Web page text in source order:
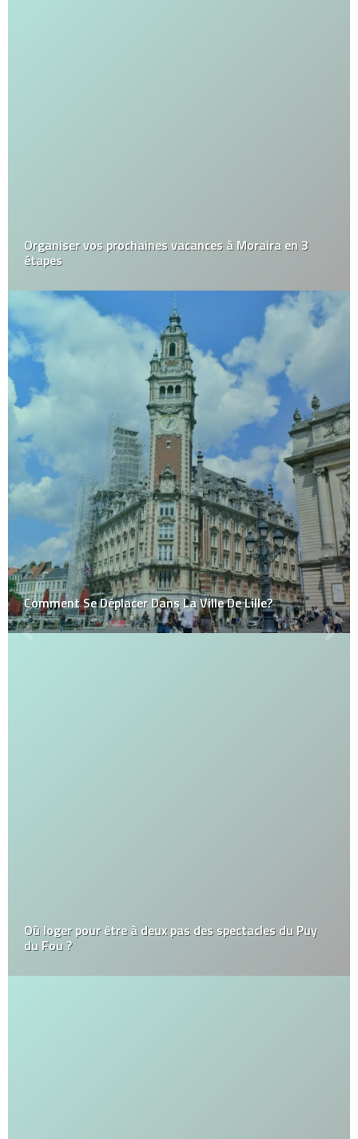
Organiser vos prochaines vacances à Moraira en 3
étapes
Comment Se Déplacer Dans La Ville De Lille?
Où loger pour être à deux pas des spectacles du Puy
du Fou ?